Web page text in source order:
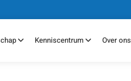
Kenniscentrum Over ons